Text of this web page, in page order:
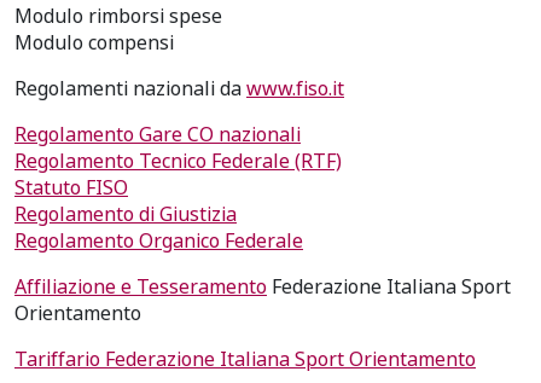
Modulo rimborsi spese
Modulo compensi
Regolamenti nazionali dawww.fiso.it
Regolamento Gare CO nazionali
Regolamento Tecnico Federale (RTF)
Statuto FISO
Regolamento di Giustizia
Regolamento Organico Federale
Affiliazione e Tesseramento Federazione Italiana Sport
Orientamento
Tariffario Federazione Italiana Sport Orientamento